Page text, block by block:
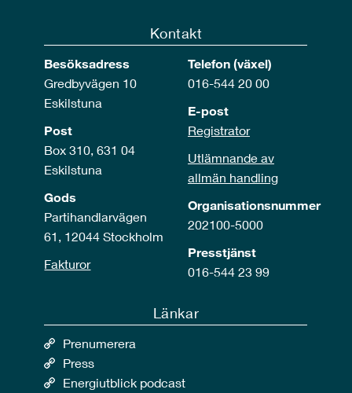
Kontakt
Besöksadress
Gredbyvägen 10
Eskilstuna
Post
Box 310, 631 04
Eskilstuna
Gods
Partihandlarvägen
61, 12044 Stockholm
Fakturor
Telefon (växel)
016-544 20 00
E-post
Registrator
Utlämnande av
allmän handling
Organisationsnummer
202100-5000
Presstjänst
016-544 23 99
Länkar
Prenumerera
Press
Energiutblick podcast